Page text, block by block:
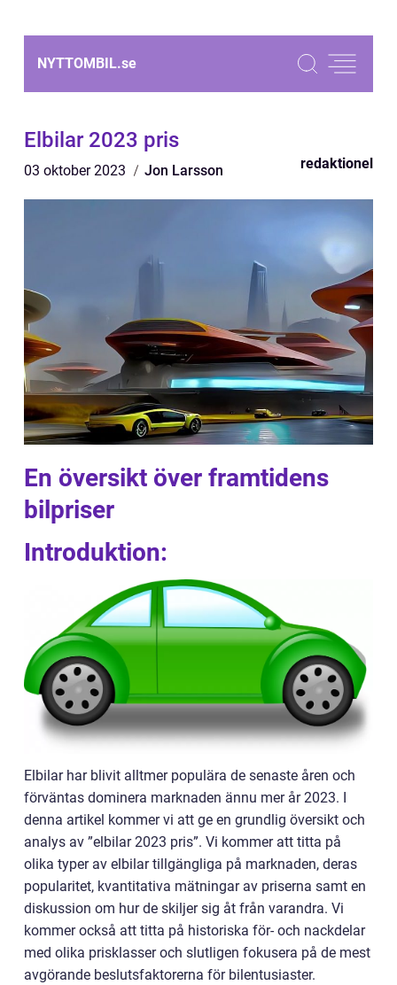
NYTTOMBIL.se
Elbilar 2023 pris
03 oktober 2023 Jon Larsson redaktionel
En översikt över framtidens
bilpriser
Introduktion:
Elbilar har blivit alltmer populära de senaste åren och
förväntas dominera marknaden ännu mer år 2023. I
denna artikel kommer vi att ge en grundlig översikt och
analys av ”elbilar 2023 pris”. Vi kommer att titta på
olika typer av elbilar tillgängliga på marknaden, deras
popularitet, kvantitativa mätningar av priserna samt en
diskussion om hur de skiljer sig åt från varandra. Vi
kommer också att titta på historiska för- och nackdelar
med olika prisklasser och slutligen fokusera på de mest
avgörande beslutsfaktorerna för bilentusiaster.